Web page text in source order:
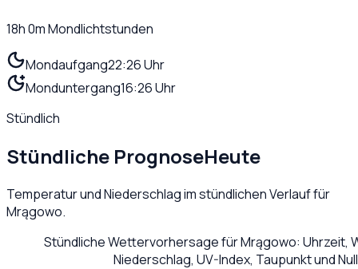
18h 0mMondlichtstunden
Mondaufgang22:26 Uhr
Monduntergang16:26 Uhr
Stündlich
Stündliche PrognoseHeute
Temperatur und Niederschlag im stündlichen Verlauf für
Mrągowo.
Stündliche Wettervorhersage fürMrągowo: Uhrzeit,
Niederschlag, UV-Index, Taupunkt und